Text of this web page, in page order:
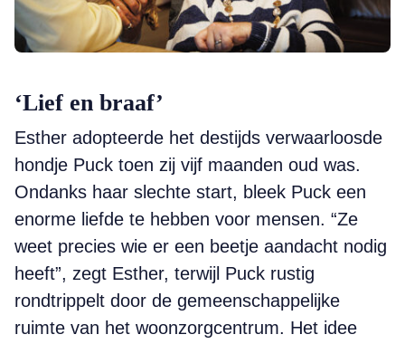
‘Lief en braaf’
Esther adopteerde het destijds verwaarloosde
hondje Puck toen zij vijf maanden oud was.
Ondanks haar slechte start, bleek Puck een
enorme liefde te hebben voor mensen. “Ze
weet precies wie er een beetje aandacht nodig
heeft”, zegt Esther, terwijl Puck rustig
rondtrippelt door de gemeenschappelijke
ruimte van het woonzorgcentrum. Het idee